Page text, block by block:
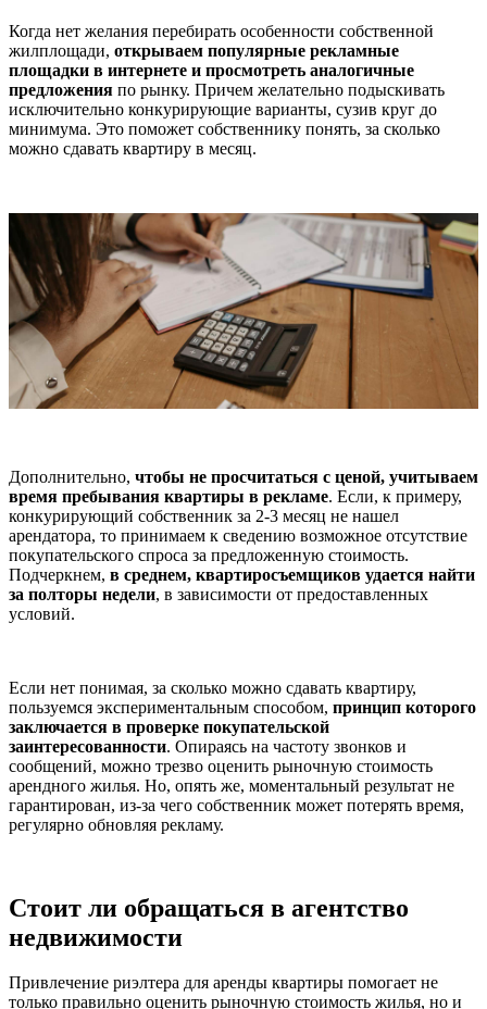
Когда нет желания перебирать особенности собственной
жилплощади, открываем популярные рекламные
площадки в интернете и просмотреть аналогичные
предложения по рынку. Причем желательно подыскивать
исключительно конкурирующие варианты, сузив круг до
минимума. Это поможет собственнику понять, за сколько
можно сдавать квартиру в месяц.
Дополнительно, чтобы не просчитаться с ценой, учитываем
время пребывания квартиры в рекламе. Если, к примеру,
конкурирующий собственник за 2-3 месяц не нашел
арендатора, то принимаем к сведению возможное отсутствие
покупательского спроса за предложенную стоимость.
Подчеркнем, в среднем, квартиросъемщиков удается найти
за полторы недели, в зависимости от предоставленных
условий.
Если нет понимая, за сколько можно сдавать квартиру,
пользуемся экспериментальным способом, принцип которого
заключается в проверке покупательской
заинтересованности. Опираясь на частоту звонков и
сообщений, можно трезво оценить рыночную стоимость
арендного жилья. Но, опять же, моментальный результат не
гарантирован, из-за чего собственник может потерять время,
регулярно обновляя рекламу.
Стоит ли обращаться в агентство
недвижимости
Привлечение риэлтера для аренды квартиры помогает не
только правильно оценить рыночную стоимость жилья, но и